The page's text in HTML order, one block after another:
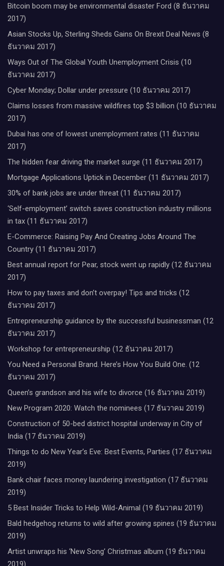
Bitcoin boom may be environmental disaster Ford (8 ธันวาคม
2017)
Asian Stocks Up, Sterling Sheds Gains On Brexit Deal News (8
ธันวาคม 2017)
Ways Out of The Global Youth Unemployment Crisis (10
ธันวาคม 2017)
Cyber Monday; Dollar under pressure (10 ธันวาคม 2017)
Claims losses from massive wildfires top $3 billion (10 ธันวาคม
2017)
Dubai has one of lowest unemployment rates (11 ธันวาคม
2017)
The hidden fear driving the market surge (11 ธันวาคม 2017)
Mortgage Applications Uptick in December (11 ธันวาคม 2017)
30% of bank jobs are under threat (11 ธันวาคม 2017)
‘Self-employment’ switch saves construction industry millions
in tax (11 ธันวาคม 2017)
E-Commerce: Raising Pay And Creating Jobs Around The
Country (11 ธันวาคม 2017)
Best annual report for Pear, stock went up rapidly (12 ธันวาคม
2017)
How to pay taxes and don’t overpay! Tips and tricks (12
ธันวาคม 2017)
Entrepreneurship guidance by the successful businessman (12
ธันวาคม 2017)
Workshop for entrepreneurship (12 ธันวาคม 2017)
You Need a Personal Brand. Here’s How You Build One. (12
ธันวาคม 2017)
Queen’s grandson and his wife to divorce (16 ธันวาคม 2019)
New Program 2020: Watch the nominees (17 ธันวาคม 2019)
Construction of 50-bed district hospital underway in City of
India (17 ธันวาคม 2019)
Things to do New Year’s Eve: Best Events, Parties (17 ธันวาคม
2019)
Bank chair faces money laundering investigation (17 ธันวาคม
2019)
5 Best Insider Tricks to Help Wild-Animal (19 ธันวาคม 2019)
Bald hedgehog returns to wild after growing spines (19 ธันวาคม
2019)
Artist unwraps his ‘New Song’ Christmas album (19 ธันวาคม
2019)